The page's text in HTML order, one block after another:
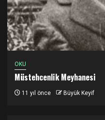
OKU
Müstehcenlik Meyhanesi
11 yıl önce Büyük Keyif